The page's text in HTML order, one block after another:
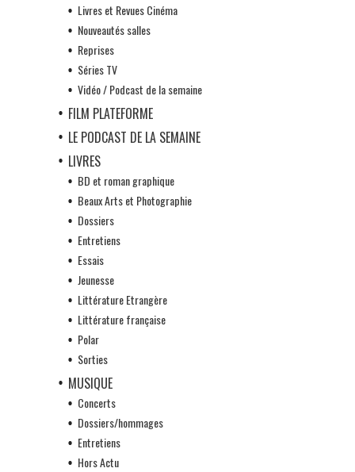
Livres et Revues Cinéma
Nouveautés salles
Reprises
Séries TV
Vidéo / Podcast de la semaine
FILM PLATEFORME
LE PODCAST DE LA SEMAINE
LIVRES
BD et roman graphique
Beaux Arts et Photographie
Dossiers
Entretiens
Essais
Jeunesse
Littérature Etrangère
Littérature française
Polar
Sorties
MUSIQUE
Concerts
Dossiers/hommages
Entretiens
Hors Actu